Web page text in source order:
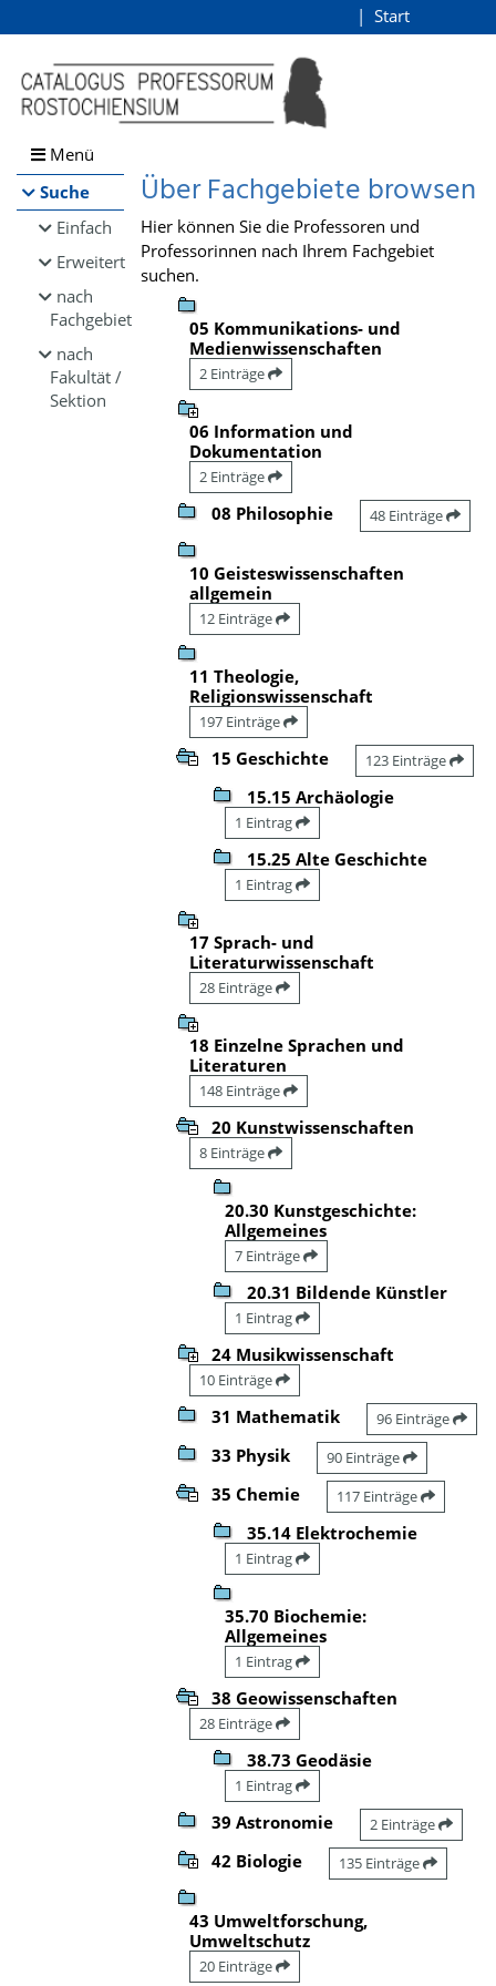
Browsen
direkt zum Inhalt
Start
Menü
Suche
Einfach
Erweitert
nach
Fachgebiet
nach
Fakultät /
Sektion
Über Fachgebiete browsen
Hier können Sie die Professoren und
Professorinnen nach Ihrem Fachgebiet
suchen.
05 Kommunikations- und
Medienwissenschaften
2 Einträge
06 Information und
Dokumentation
2 Einträge
08 Philosophie 48 Einträge
10 Geisteswissenschaften
allgemein
12 Einträge
11 Theologie,
Religionswissenschaft
197 Einträge
15 Geschichte 123 Einträge
15.15 Archäologie
1 Eintrag
15.25 Alte Geschichte
1 Eintrag
17 Sprach- und
Literaturwissenschaft
28 Einträge
18 Einzelne Sprachen und
Literaturen
148 Einträge
20 Kunstwissenschaften
8 Einträge
20.30 Kunstgeschichte:
Allgemeines
7 Einträge
20.31 Bildende Künstler
1 Eintrag
24 Musikwissenschaft
10 Einträge
31 Mathematik 96 Einträge
33 Physik 90 Einträge
35 Chemie 117 Einträge
35.14 Elektrochemie
1 Eintrag
35.70 Biochemie:
Allgemeines
1 Eintrag
38 Geowissenschaften
28 Einträge
38.73 Geodäsie
1 Eintrag
39 Astronomie 2 Einträge
42 Biologie 135 Einträge
43 Umweltforschung,
Umweltschutz
20 Einträge